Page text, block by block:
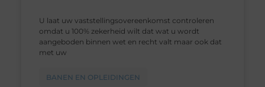
U laat uw vaststellingsovereenkomst controleren
omdat u 100% zekerheid wilt dat wat u wordt
aangeboden binnen wet en recht valt maar ook dat
met uw
BANEN EN OPLEIDINGEN